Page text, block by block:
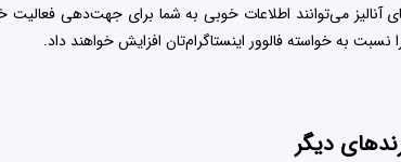
آنالیز می‌توانند اطلاعات خوبی به شما برای جهت‌دهی فعالیت
نسبت به خواسته فالوور اینستاگرام‌تان افزایش خواهند داد.
دیگر